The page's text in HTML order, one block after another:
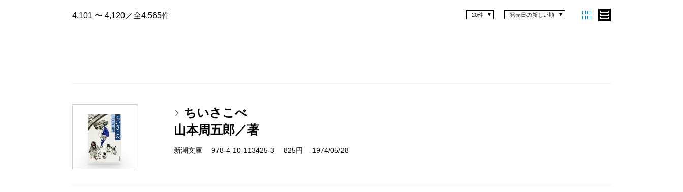
4,101 〜 4,120／全4,565件 発売日の新しい順
20件
ちいさこべ
山本周五郎／著
新潮文庫 978-4-10-113425-3 825円 1974/05/28